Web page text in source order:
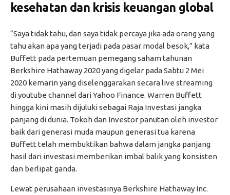
kesehatan dan krisis keuangan global
“Saya tidak tahu, dan saya tidak percaya jika ada orang yang
tahu akan apa yang terjadi pada pasar modal besok,” kata
Buffett pada pertemuan pemegang saham tahunan
Berkshire Hathaway 2020 yang digelar pada Sabtu 2 Mei
2020 kemarin yang diselenggarakan secara live streaming
di youtube channel dari Yahoo Finance. Warren Buffett
hingga kini masih dijuluki sebagai Raja Investasi jangka
panjang di dunia. Tokoh dan Investor panutan oleh investor
baik dari generasi muda maupun generasi tua karena
Buffett telah membuktikan bahwa dalam jangka panjang
hasil dari investasi memberikan imbal balik yang konsisten
dan berlipat ganda.
Lewat perusahaan investasinya Berkshire Hathaway Inc.